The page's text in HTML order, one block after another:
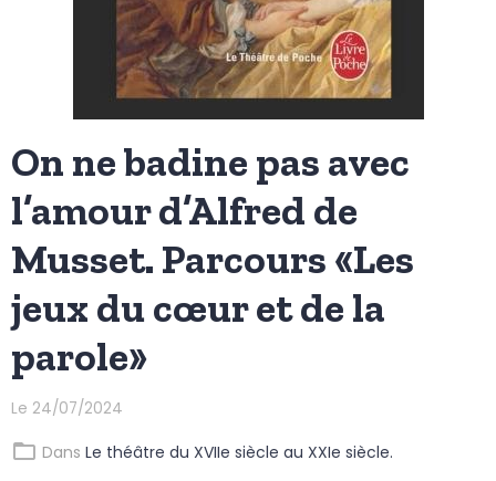
On ne badine pas avec
l’amour d’Alfred de
Musset. Parcours «Les
jeux du cœur et de la
parole»
Le 24/07/2024
Dans Le théâtre du XVIIe siècle au XXIe siècle.